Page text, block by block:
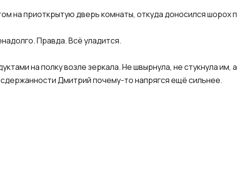
на приоткрытую дверь комнаты, откуда доносился шорох
Правда. Всё уладится.
на полку возле зеркала. Не швырнула, не стукнула им,
Дмитрий почему-то напрягся ещё сильнее.